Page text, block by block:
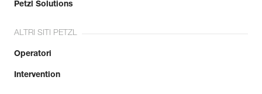
Petzl Solutions
ALTRI SITI PETZL
Operatori
Intervention